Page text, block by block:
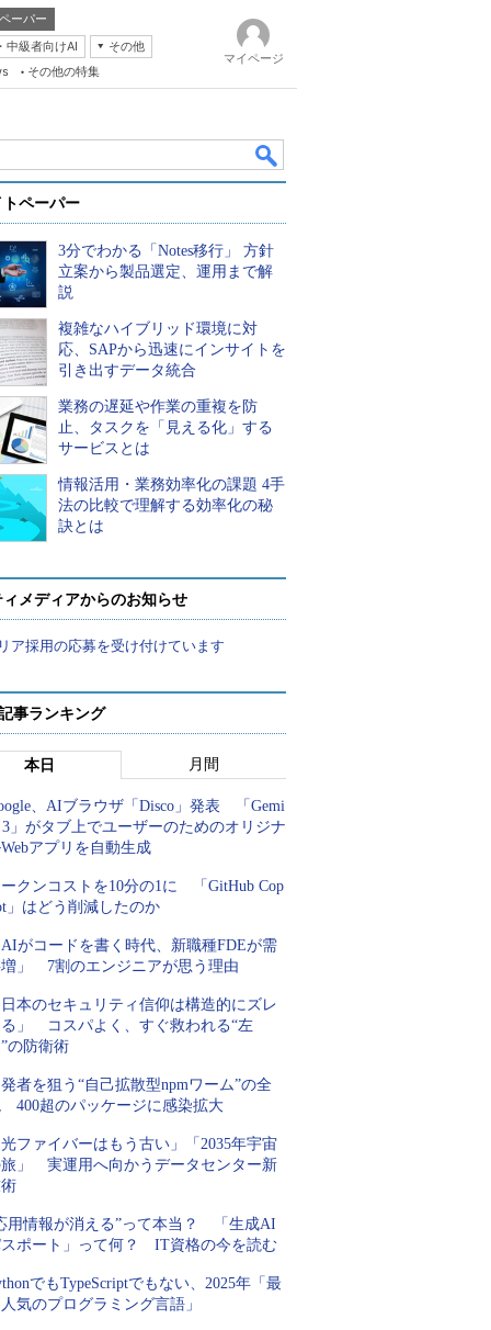
ーパー
中級者向けAI
その他
その他の特集
マイページ
ペーパー
3分でわかる「Notes移行」 方針
立案から製品選定、運用まで解
説
複雑なハイブリッド環境に対
応、SAPから迅速にインサイトを
引き出すデータ統合
業務の遅延や作業の重複を防
止、タスクを「見える化」する
サービスとは
情報活用・業務効率化の課題 4手
法の比較で理解する効率化の秘
訣とは
メディアからのお知らせ
ア採用の応募を受け付けています
事ランキング
本日 月間
、AIブラウザ「Disco」発表 「Gemi
」がタブ上でユーザーのためのオリジナ
アプリを自動生成
クンコストを10分の1に 「GitHub Cop
」はどう削減したのか
がコードを書く時代、新職種FDEが需
」 7割のエンジニアが思う理由
本のセキュリティ信仰は構造的にズレ
」 コスパよく、すぐ救われる“左
の防衛術
者を狙う“自己拡散型npmワーム”の全
400超のパッケージに感染拡大
ファイバーはもう古い」「2035年宇宙
」 実運用へ向かうデータセンター新
用情報が消える”って本当？ 「生成AI
ポート」って何？ IT資格の今を読む
でもTypeScriptでもない、2025年「最
気のプログラミング言語」